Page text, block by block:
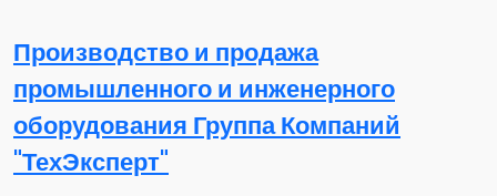
Производство и продажа
промышленного и инженерного
оборудования Группа Компаний
"ТехЭксперт"